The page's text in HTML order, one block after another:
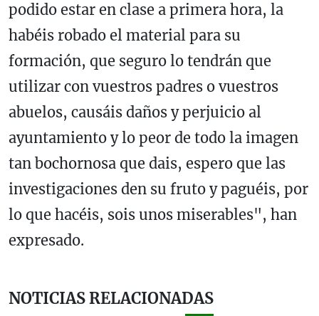
podido estar en clase a primera hora, la
habéis robado el material para su
formación, que seguro lo tendrán que
utilizar con vuestros padres o vuestros
abuelos, causáis daños y perjuicio al
ayuntamiento y lo peor de todo la imagen
tan bochornosa que dais, espero que las
investigaciones den su fruto y paguéis, por
lo que hacéis, sois unos miserables", han
expresado.
NOTICIAS RELACIONADAS